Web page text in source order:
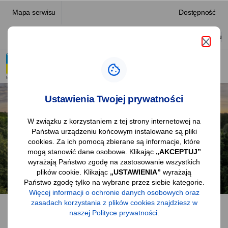
przejdź do nawigacji strony
przejdź do treści strony
przejdź do stopki strony
Strona
główna
Urząd
Miasta
Mysłowice
Mapa serwisu Dostępność
Ułatwienia dostępu
Platforma zakupowa
DYNAMICZNE MIASTO W SERCU METROPOLII
Ustawienia Twojej prywatności
W związku z korzystaniem z tej strony internetowej na
Państwa urządzeniu końcowym instalowane są pliki
cookies. Za ich pomocą zbierane są informacje, które
mogą stanowić dane osobowe. Klikając „AKCEPTUJ”
wyrażają Państwo zgodę na zastosowanie wszystkich
plików cookie. Klikając „USTAWIENIA” wyrażają
Państwo zgodę tylko na wybrane przez siebie kategorie.
Więcej informacji o ochronie danych osobowych oraz
zasadach korzystania z plików cookies znajdziesz w
naszej Polityce prywatności.